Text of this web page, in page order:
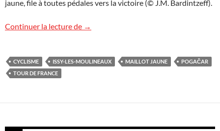
jaune, file à toutes pédales vers la victoire (© J.M. Bardintzeff).
Continuer la lecture de Le Tour de France arrive à toute vitesse
→
CYCLISME ISSY-LES-MOULINEAUX MAILLOT JAUNE
POGAČAR
TOUR DE FRANCE